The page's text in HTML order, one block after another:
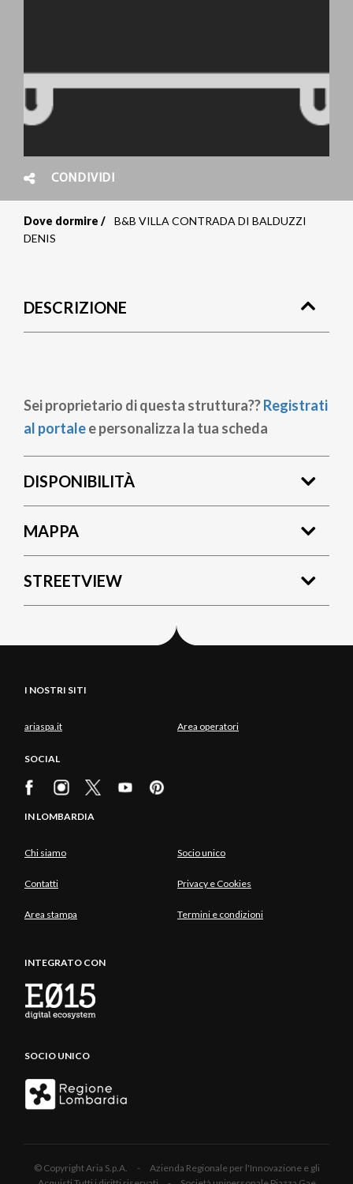
CONDIVIDI
Briciole
pane
Dove dormire
B&B VILLA CONTRADA DI BALDUZZI
DENIS
DESCRIZIONE
Sei proprietario di questa struttura??Registrati
al portalee personalizza la tua scheda
DISPONIBILITÀ
MAPPA
STREETVIEW
I NOSTRI SITI
ariaspa.it Area operatori
SOCIAL
IN LOMBARDIA
Chi siamo Socio unico
Contatti Privacy e Cookies
Area stampa Termini e condizioni
INTEGRATO CON
SOCIO UNICO
© Copyright Aria S.p.A. - Azienda Regionale per l'Innovazione e gli